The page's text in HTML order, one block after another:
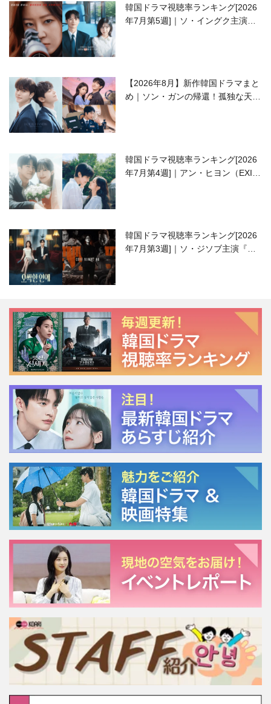
韓国ドラマ視聴率ランキング[2026
年7月第5週]｜ソ・イングク主演の
【2026年8月】新作韓国ドラマまと
め｜ソン・ガンの帰還！孤独な天才
韓国ドラマ視聴率ランキング[2026
年7月第4週]｜アン・ヒヨン（EXID
韓国ドラマ視聴率ランキング[2026
年7月第3週]｜ソ・ジソブ主演『エ